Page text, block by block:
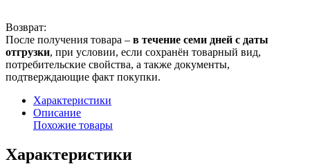
Возврат:
После получения товара – в течение семи дней с даты
отгрузки, при условии, если сохранён товарный вид,
потребительские свойства, а также документы,
подтверждающие факт покупки.
Характеристики
Описание
Похожие товары
Характеристики